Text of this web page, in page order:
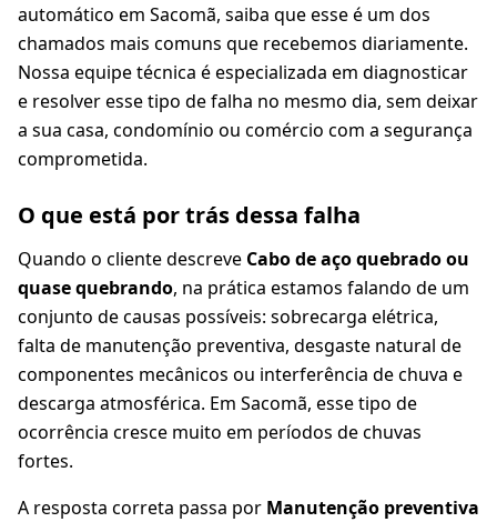
automático em Sacomã, saiba que esse é um dos
chamados mais comuns que recebemos diariamente.
Nossa equipe técnica é especializada em diagnosticar
e resolver esse tipo de falha no mesmo dia, sem deixar
a sua casa, condomínio ou comércio com a segurança
comprometida.
O que está por trás dessa falha
Quando o cliente descreve Cabo de aço quebrado ou
quase quebrando, na prática estamos falando de um
conjunto de causas possíveis: sobrecarga elétrica,
falta de manutenção preventiva, desgaste natural de
componentes mecânicos ou interferência de chuva e
descarga atmosférica. Em Sacomã, esse tipo de
ocorrência cresce muito em períodos de chuvas
fortes.
A resposta correta passa por Manutenção preventiva